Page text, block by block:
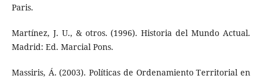
Paris.
Martínez, J. U., & otros. (1996). Historia del Mundo Actual.
Madrid: Ed. Marcial Pons.
Massiris, Á. (2003). Políticas de Ordenamiento Territorial en